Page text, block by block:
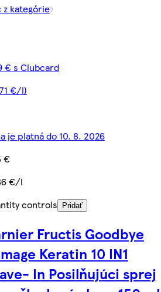
z kategórie
€ s Clubcard
€/l)
je platná do 10. 8. 2026
€
€/l
controls
Pridať
Fructis Goodbye
Keratin 10 IN1
In Posilňujúci sprej